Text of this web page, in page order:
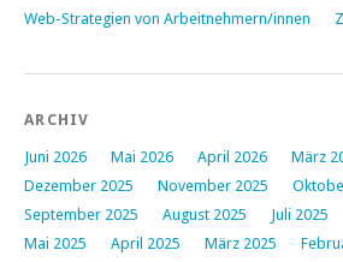
Web-Strategien von Arbeitnehmern/innen
ARCHIV
Juni 2026 Mai 2026 April 2026 März
Dezember 2025
November 2025
September 2025
August 2025 Juli 2025
Mai 2025
April 2025 März 2025